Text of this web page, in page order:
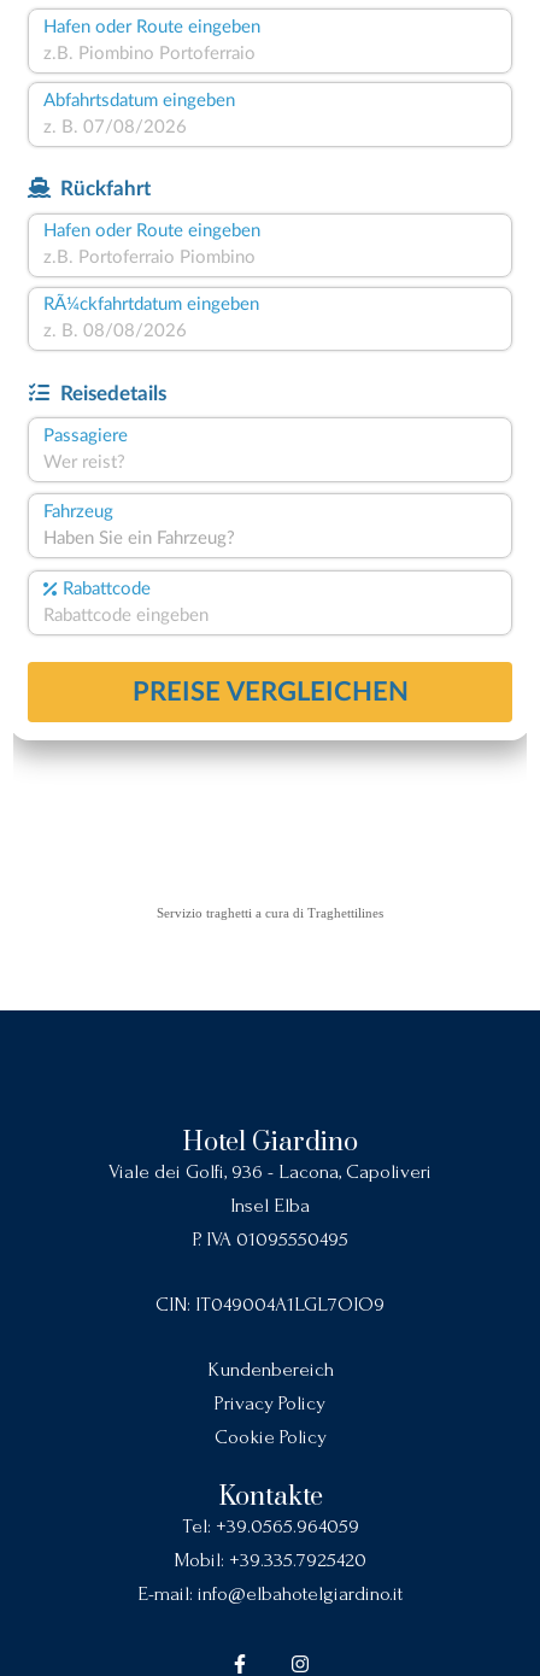
Servizio traghetti a cura di Traghettilines
Hotel Giardino
Viale dei Golfi, 936 - Lacona, Capoliveri
Insel Elba
P. IVA 01095550495
CIN: IT049004A1LGL7OIO9
Kundenbereich
Privacy Policy
Cookie Policy
Kontakte
Tel: +39.0565.964059
Mobil: +39.335.7925420
E-mail: info@elbahotelgiardino.it